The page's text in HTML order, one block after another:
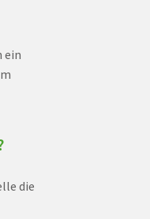
ein
die